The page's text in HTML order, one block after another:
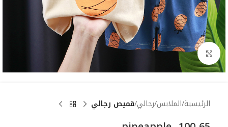
Click to enlarge
الرئيسية الملابس رجالي قميص رجالي